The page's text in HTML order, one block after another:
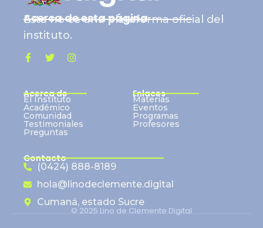
Acerca de esta página
Esta no es una plataforma oficial del
instituto.
Acerca de
El Instituto
Académico
Comunidad
Testimoniales
Preguntas
Enlaces
Materias
Eventos
Programas
Profesores
Contacto
(0424) 888-8189
hola@linodeclemente.digital
Cumaná, estado Sucre
© 2025 Lino de Clemente Digital